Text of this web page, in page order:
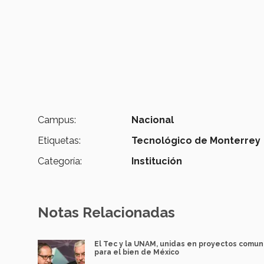
Campus:
Nacional
Etiquetas:
Tecnológico de Monterrey
Categoría:
Institución
Notas Relacionadas
El Tec y la UNAM, unidas en proyectos
para el bien de México